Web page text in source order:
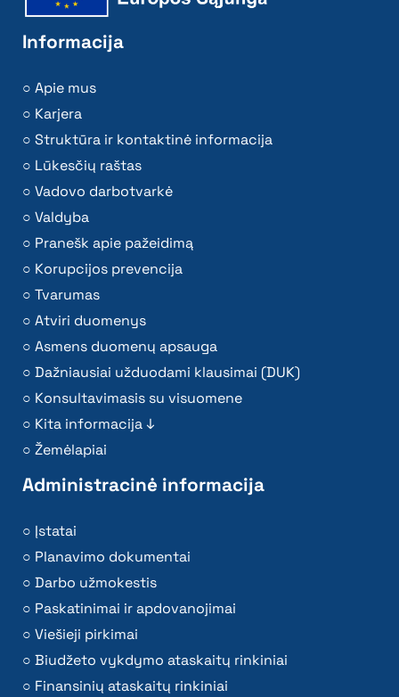
Informacija
Apie mus
Karjera
Struktūra ir kontaktinė informacija
Lūkesčių raštas
Vadovo darbotvarkė
Valdyba
Pranešk apie pažeidimą
Korupcijos prevencija
Tvarumas
Atviri duomenys
Asmens duomenų apsauga
Dažniausiai užduodami klausimai (DUK)
Konsultavimasis su visuomene
Kita informacija ↓
Žemėlapiai
Administracinė informacija
Įstatai
Planavimo dokumentai
Darbo užmokestis
Paskatinimai ir apdovanojimai
Viešieji pirkimai
Biudžeto vykdymo ataskaitų rinkiniai
Finansinių ataskaitų rinkiniai